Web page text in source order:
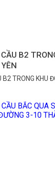
B2
B2 TRONG KHU